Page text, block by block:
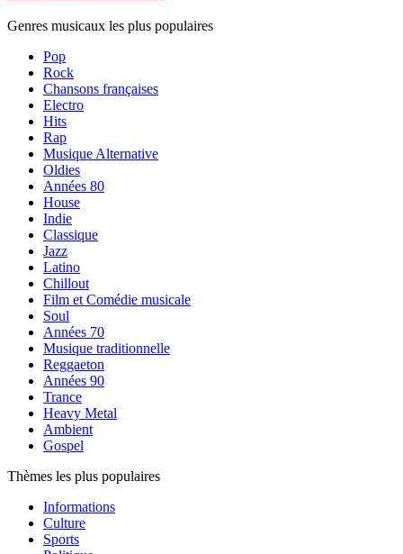
Genres musicaux les plus populaires
Pop
Rock
Chansons françaises
Electro
Hits
Rap
Musique Alternative
Oldies
Années 80
House
Indie
Classique
Jazz
Latino
Chillout
Film et Comédie musicale
Soul
Années 70
Musique traditionnelle
Reggaeton
Années 90
Trance
Heavy Metal
Ambient
Gospel
Thèmes les plus populaires
Informations
Culture
Sports